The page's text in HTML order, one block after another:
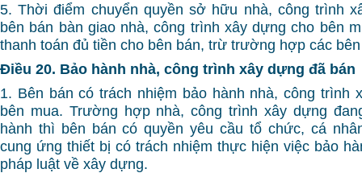
5. Thời điểm chuyển quyền sở hữu nhà, công trình
bên bán bàn giao nhà, công trình xây dựng cho bên
thanh toán đủ tiền cho bên bán, trừ trường hợp các
Điều 20. Bảo hành nhà, công trình xây dựng đã bán
1. Bên bán có trách nhiệm bảo hành nhà, công trình
bên mua. Trường hợp nhà, công trình xây dựng
hành thì bên bán có quyền yêu cầu tổ chức, cá
cung ứng thiết bị có trách nhiệm thực hiện việc bảo
pháp luật về xây dựng.